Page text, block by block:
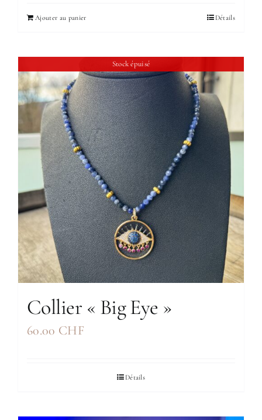
Ajouter au panier Détails
Stock épuisé
Collier « Big Eye »
60.00 CHF
Détails